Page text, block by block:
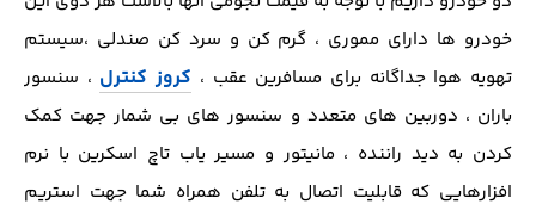
خودرو ها دارای مموری ، گرم کن و سرد کن صندلی ،سیستم
تهویه هوا جداگانه برای مسافرین عقب ، کروز کنترل ، سنسور
باران ، دوربین های متعدد و سنسور های بی شمار جهت کمک
کردن به دید راننده ، مانیتور و مسیر یاب تاچ اسکرین با نرم
افزارهایی که قابلیت اتصال به تلفن همراه شما جهت استریم